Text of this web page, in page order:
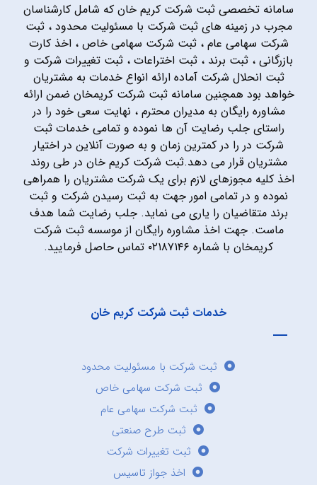
سامانه تخصصی ثبت شرکت کریم خان که شامل کارشناسان
مجرب در زمینه های ثبت شرکت با مسئولیت محدود ، ثبت
شرکت سهامی عام ، ثبت شرکت سهامی خاص ، اخذ کارت
بازرگانی ، ثبت برند ، ثبت اختراعات ، ثبت تغییرات شرکت و
ثبت انحلال شرکت آماده ارائه انواع خدمات به مشتریان
خواهد بود همچنین سامانه ثبت شرکت کریمخان ضمن ارائه
مشاوره رایگان به مدیران محترم ، نهایت سعی خود را در
راستای جلب رضایت آن ها نموده و تمامی خدمات ثبت
شرکت در را در کمترین زمان و به صورت آنلاین در اختیار
مشتریان قرار می دهد.ثبت شرکت کریم خان در طی روند
اخذ کلیه مجوزهای لازم برای یک شرکت مشتریان را همراهی
نموده و در تمامی امور جهت به ثبت رسیدن شرکت و ثبت
برند متقاضیان را یاری می نماید. جلب رضایت شما هدف
ماست. جهت اخذ مشاوره رایگان از موسسه ثبت شرکت
کریمخان با شماره ۰۲۱۸۷۱۴۶ تماس حاصل فرمایید.
خدمات ثبت شرکت کریم خان
ثبت شرکت با مسئولیت محدود
ثبت شرکت سهامی خاص
ثبت شرکت سهامی عام
ثبت طرح صنعتی
ثبت تغییرات شرکت
اخذ جواز تاسیس